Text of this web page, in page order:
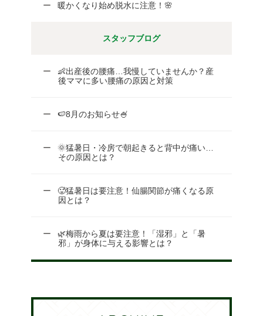
暖かくなり始め脱水に注意！🌸
スタッフブログ
👶出産後の腰痛…我慢していませんか？産
後ママに多い腰痛の原因と対策
🍉8月のお知らせ🍧
🌞猛暑日・冷房で朝起きると背中が痛い…
その原因とは？
🥵猛暑日は要注意！仙腸関節が痛くなる原
因とは？
🌿梅雨から夏は要注意！「湿邪」と「暑
邪」が身体に与える影響とは？